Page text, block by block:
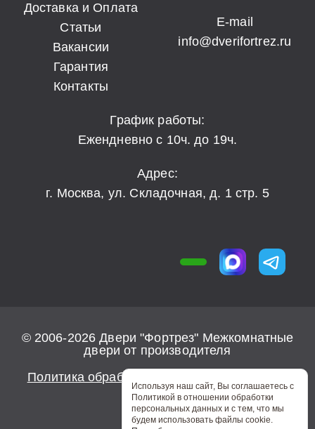
Доставка и Оплата
Статьи
Вакансии
Гарантия
Контакты
E-mail
info@dverifortrez.ru
График работы:
Ежендневно с 10ч. до 19ч.
Адрес:
г. Москва, ул. Складочная, д. 1 стр. 5
© 2006-2026 Двери "Фортрез" Межкомнатные
двери от производителя
Политика обработки персональных данных
Используя наш сайт, Вы соглашаетесь с
Политикой в отношении обработки
персональных данных и с тем, что мы
будем использовать файлы cookie.